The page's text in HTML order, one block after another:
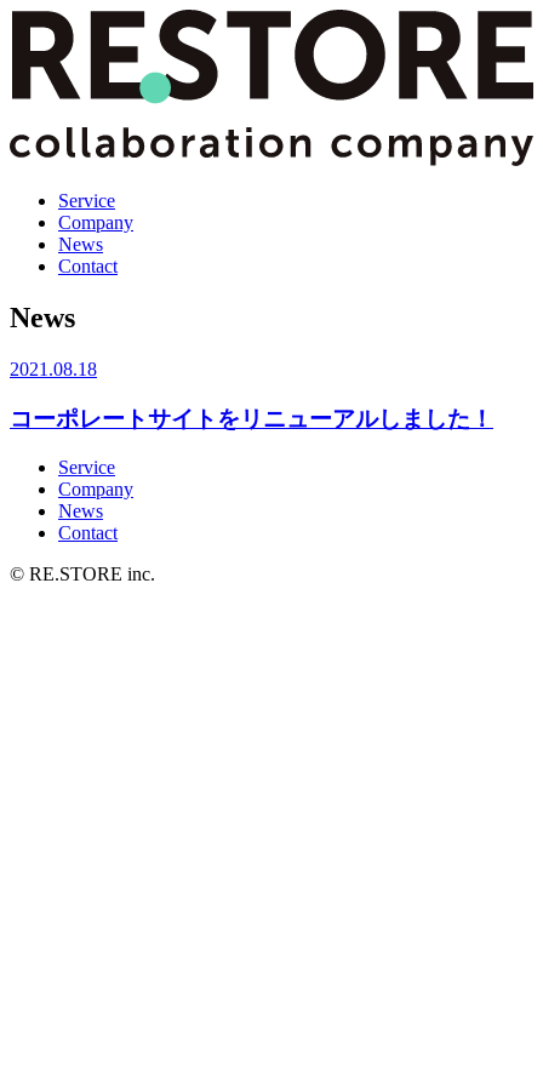
Service
Company
News
Contact
News
2021.08.18
コーポレートサイトをリニューアルしました！
Service
Company
News
Contact
© RE.STORE inc.